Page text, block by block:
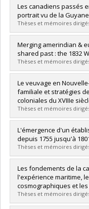
Graduate :Noël, Dave
Cycle :Master's
Grade :M.A.
Lien vers le document
Les canadiens passés
portrait vu de la Guyane
Thèses et mémoires
Graduate :Larin,
Cycle :Doctoral
Grade :Ph. D.
Lien vers le document
Merging amerindian &
shared past : the 1832
Thèses et mémoires
Graduate : Chabot,
Cycle :Master's
Grade :M.A.
Lien vers le document
Le veuvage en
familiale et stratégies
coloniales du XVIIIe
Thèses et mémoires
Graduate :Brun,
Cycle : Doctoral
Grade :Ph. D.
Lien vers le document
L'émergence d'un
depuis 1755 jusqu'à
Thèses et mémoires
Graduate :Blais,
Cycle :Master's
Grade :M.A.
Lien vers le document
Les fondements de la
l'expérience maritime,
cosmographiques et
Thèses et mémoires